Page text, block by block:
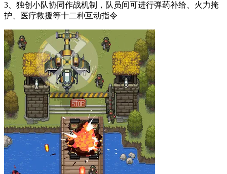
3、独创小队协同作战机制，队员间可进行弹药补给、火力掩
护、医疗救援等十二种互动指令